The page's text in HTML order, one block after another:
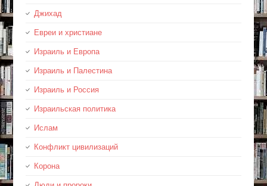
Джихад
Евреи и христиане
Израиль и Европа
Израиль и Палестина
Израиль и Россия
Израильская политика
Ислам
Конфликт цивилизаций
Корона